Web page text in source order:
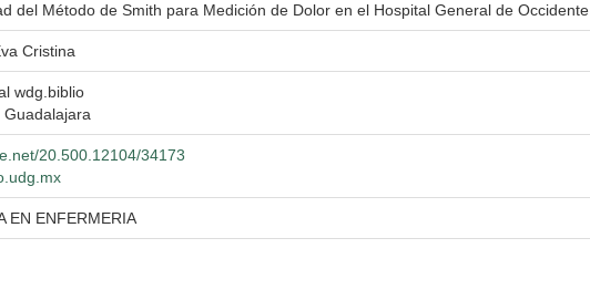
del Método de Smith para Medición de Dolor en el Hospital General de Occidente
Cristina
wdg.biblio
20.500.12104/34173
EN ENFERMERIA